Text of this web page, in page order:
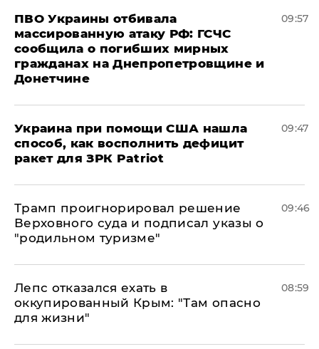
ПВО Украины отбивала
массированную атаку РФ: ГСЧС
сообщила о погибших мирных
гражданах на Днепропетровщине и
Донетчине
09:57
Украина при помощи США нашла
способ, как восполнить дефицит
ракет для ЗРК Patriot
09:47
Трамп проигнорировал решение
Верховного суда и подписал указы о
"родильном туризме"
09:46
Лепс отказался ехать в
оккупированный Крым: "Там опасно
для жизни"
08:59